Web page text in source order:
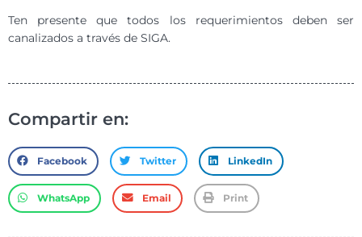
Ten presente que todos los requerimientos deben ser
canalizados a través de SIGA.
Compartir en:
Facebook Twitter LinkedIn
WhatsApp Email Print